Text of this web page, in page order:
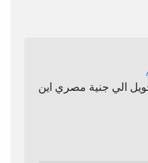
تحويل الي جنية مصري اين